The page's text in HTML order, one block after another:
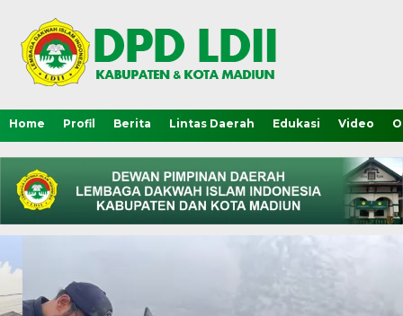
Home Profil Berita Lintas Daerah Edukasi Video